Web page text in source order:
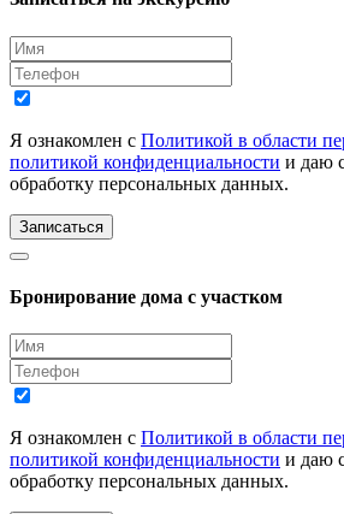
Я ознакомлен с Политикой в области
политикой конфиденциальности и даю
обработку персональных данных.
Записаться
Бронирование дома с участком
Я ознакомлен с Политикой в области
политикой конфиденциальности и даю
обработку персональных данных.